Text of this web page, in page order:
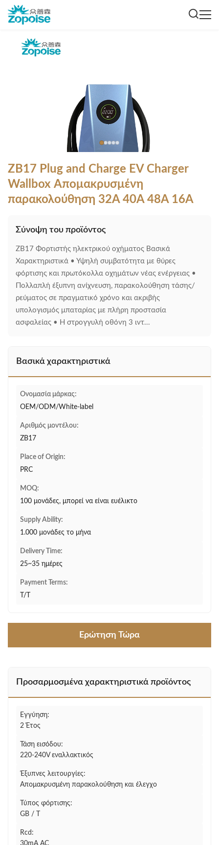
ZB17 Plug and Charge EV Charger
Wallbox Απομακρυσμένη
παρακολούθηση 32A 40A 48A 16A
Σύνοψη του προϊόντος
ZB17 Φορτιστής ηλεκτρικού οχήματος Βασικά
Χαρακτηριστικά • Υψηλή συμβατότητα με θύρες
φόρτισης και πρωτόκολλα οχημάτων νέας ενέργειας •
Πολλαπλή έξυπνη ανίχνευση, παρακολούθηση τάσης/
ρεύματος σε πραγματικό χρόνο και ακριβής
υπολογισμός μπαταρίας με πλήρη προστασία
ασφαλείας • Η στρογγυλή οθόνη 3 ιντ...
Βασικά χαρακτηριστικά
Ονομασία μάρκας:
OEM/ODM/White-label
Αριθμός μοντέλου:
ZB17
Place of Origin:
PRC
MOQ:
100 μονάδες, μπορεί να είναι ευέλικτο
Supply Ability:
1.000 μονάδες το μήνα
Delivery Time:
25~35 ημέρες
Payment Terms:
T/T
Ερώτηση Τώρα
Προσαρμοσμένα χαρακτηριστικά προϊόντος
Εγγύηση:
2 Έτος
Τάση εισόδου:
220-240V εναλλακτικός
Έξυπνες λειτουργίες:
Απομακρυσμένη παρακολούθηση και έλεγχο
Τύπος φόρτισης:
GB / T
Rcd:
30mA AC